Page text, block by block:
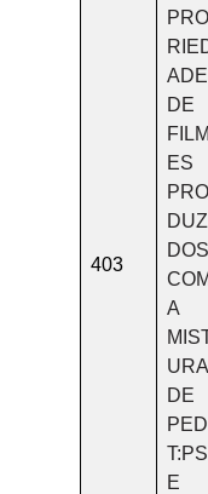
403
DE
FILM
ES
PRO
DUZI
DOS
COM
A
URA
DE
E